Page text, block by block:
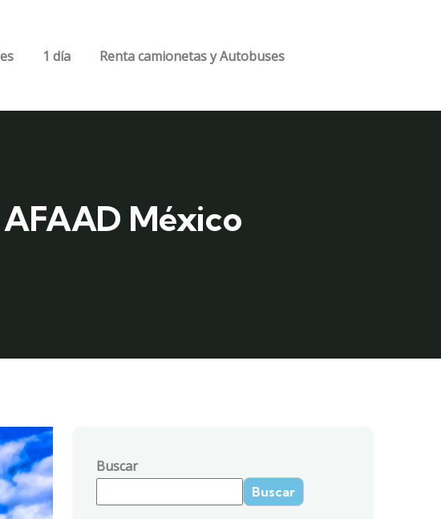
1 día Renta camionetas y Autobuses
AFAAD México
Buscar
Buscar